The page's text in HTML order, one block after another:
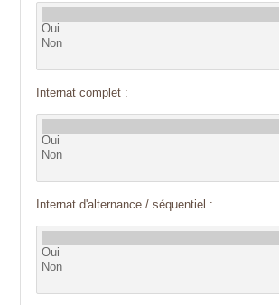
Internat complet :
Internat d'alternance / séquentiel :